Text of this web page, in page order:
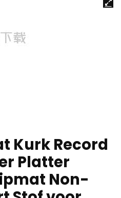
Kurk Record
Platter
Non-